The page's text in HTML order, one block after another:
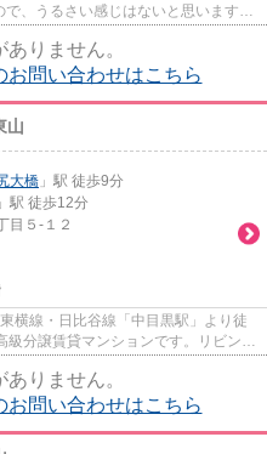
、うるさい感じはないと思います。
りません。
お問い合わせはこちら
山
大橋 」駅 徒歩9分
」駅 徒歩12分
目５-１２
横線・日比谷線「中目黒駅」より徒
分譲賃貸マンションです。リビング
りません。
お問い合わせはこちら